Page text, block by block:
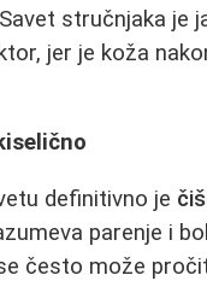
stručnjaka je
jer je koža
definitivno je
parenje i
često može